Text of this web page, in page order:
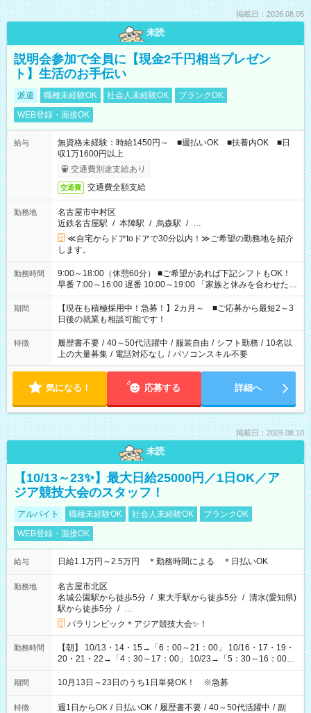
掲載日：2026.08.05
未読
説明会参加で全員に【現金2千円相当プレゼン
ト】生活のお手伝い
派遣 職種未経験OK 社会人未経験OK
ブランクOK
WEB登録・面接OK
給与
無資格未経験：時給1450円～ ■週払いOK ■扶養内OK ■日
収1万1600円以上
交通費別途支給あり
交通費 交通費全額支給
勤務地
名古屋市中村区
近鉄名古屋駅 / 本陣駅 / 烏森駅 / …
≪自宅からドアtoドアで30分以内！≫ご希望の勤務地を紹介
します。
勤務時間
9:00～18:00（休憩60分） ■ご希望があれば下記シフトもOK！
早番 7:00～16:00 遅番 10:00～19:00 「家族と休みを合わせた
い」 「余裕を持って夕飯の準備がしたい」 「できれば残業はし
たくない」 など、ご希望を教えてくださいね。 ※Wワーク希望
の方へ 今ご覧のお仕事で希望する勤務時間と、もう1つのお仕事
の勤務時間。 合計で週40時間を超える場合は応募できません。
期間
【現在も積極採用中！急募！】2カ月～ ■ご応募から最短2～3
日後の就業も相談可能です！
特徴 履歴書不要 / 40～50代活躍中 / 服装自由 / シフト勤務 / 10名以
上の大量募集 / 電話対応なし / パソコンスキル不要
気になる！ 応募する 詳細へ
掲載日：2026.08.10
未読
【10/13～23✨】最大日給25000円／1日OK／ア
ジア競技大会のスタッフ！
アルバイト 職種未経験OK 社会人未経験OK
ブランクOK
WEB登録・面接OK
給与 日給1.1万円～2.5万円 ＊勤務時間による ＊日払いOK
勤務地
名古屋市北区
名城公園駅から徒歩5分 / 東大手駅から徒歩5分 / 清水(愛知県)
駅から徒歩5分 / …
パラリンピック＊アジア競技大会✨！
勤務時間
【朝】 10/13・14・15→「6：00～21：00」 10/16・17・19・
20・21・22→「4：30～17：00」 10/23→「5：30～16：00」
【夕方】 10/16・17・19～21→「17：00～26：00」
10/22→「17：00～24：30」 10/23→「16：00～23：00」 ＊
け、夕方だけ、などもOKです！
期間 10月13日～23日のうち1日単発OK！ ※急募
特徴 週1日からOK / 日払いOK / 履歴書不要 / 40～50代活躍中 / 副